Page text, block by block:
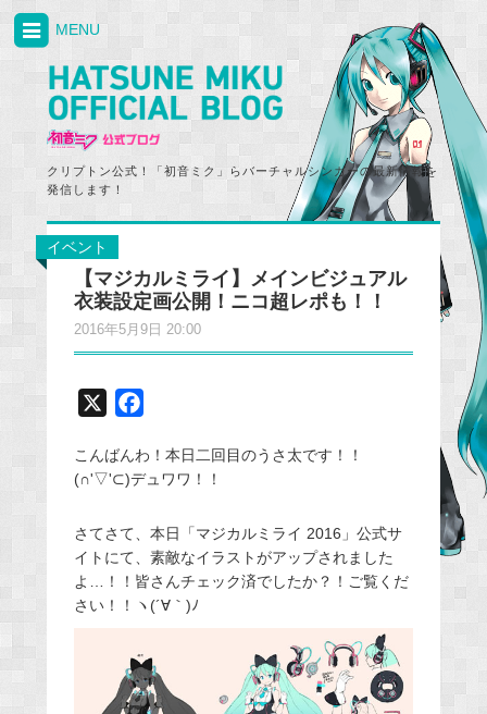
クリプトン公式！「初音ミク」らバーチャルシンガーの最新情報を
発信します！
MENU
イベント
【マジカルミライ】メインビジュアル
衣装設定画公開！ニコ超レポも！！
2016年5月9日 20:00
c
e
o
o
k
こんばんわ！本日二回目のうさ太です！！
(∩'▽'⊂)デュワワ！！
さてさて、本日「マジカルミライ 2016」公式サ
イトにて、素敵なイラストがアップされました
よ…！！皆さんチェック済でしたか？！ご覧くだ
さい！！ヽ(´∀｀)ﾉ